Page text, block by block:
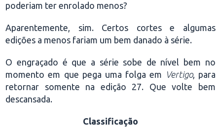
poderiam ter enrolado menos?
Aparentemente, sim. Certos cortes e algumas
edições a menos fariam um bem danado à série.
O engraçado é que a série sobe de nível bem no
momento em que pega uma folga em Vertigo, para
retornar somente na edição 27. Que volte bem
descansada.
Classificação